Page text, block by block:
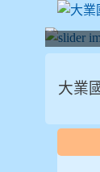
大業
:::